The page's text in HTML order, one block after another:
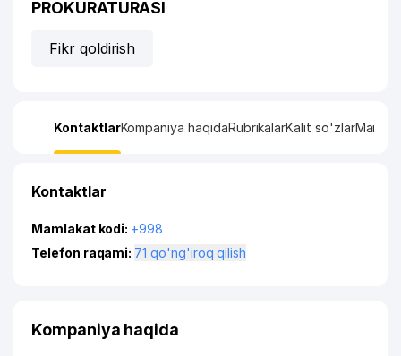
PROKURATURASI
Fikr qoldirish
KontaktlarKompaniya haqidaRubrikalarKalit so'zlarManzil
Kontaktlar
Mamlakat kodi: +998
Telefon raqami:
71 qo'ng'iroq qilish
Kompaniya haqida